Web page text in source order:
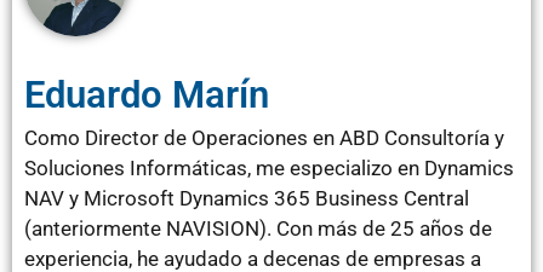
Eduardo Marín
Como Director de Operaciones en ABD Consultoría y
Soluciones Informáticas, me especializo en Dynamics
NAV y Microsoft Dynamics 365 Business Central
(anteriormente NAVISION). Con más de 25 años de
experiencia, he ayudado a decenas de empresas a